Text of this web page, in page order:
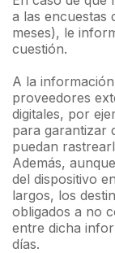
a las encuestas
meses), le
cuestión.
A la
proveedores
digitales, por
para garantizar
puedan
Además,
del dispositivo
largos, los
obligados a no
entre dicha
días.